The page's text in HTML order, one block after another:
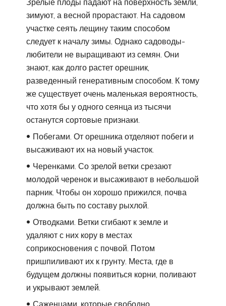
зимуют, а весной прорастают. На садовом
участке сеять лещину таким способом
следует к началу зимы. Однако садоводы-
любители не выращивают из семян. Они
знают, как долго растет орешник,
разведенный генеративным способом. К тому
же существует очень маленькая вероятность,
что хотя бы у одного сеянца из тысячи
останутся сортовые признаки.
Побегами. От орешника отделяют побеги и
высаживают их на новый участок.
Черенками. Со зрелой ветки срезают
молодой черенок и высаживают в небольшой
парник. Чтобы он хорошо прижился, почва
должна быть по составу рыхлой.
Отводками. Ветки сгибают к земле и
удаляют с них кору в местах
соприкосновения с почвой. Потом
пришпиливают их к грунту. Места, где в
будущем должны появиться корни, поливают
и укрывают землей.
Саженцами, которые свободно